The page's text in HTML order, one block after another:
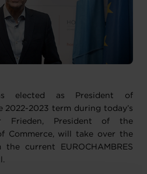
elected as President of
2022-2023 term during today’s
Frieden, President of the
Commerce, will take over the
current EUROCHAMBRES